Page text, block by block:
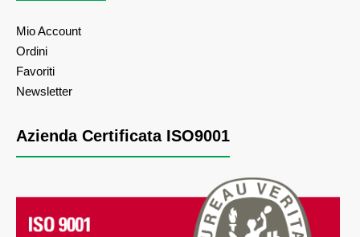
Mio Account
Ordini
Favoriti
Newsletter
Azienda Certificata ISO9001